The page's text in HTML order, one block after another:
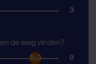
3
de weg vinden?
9,0 9